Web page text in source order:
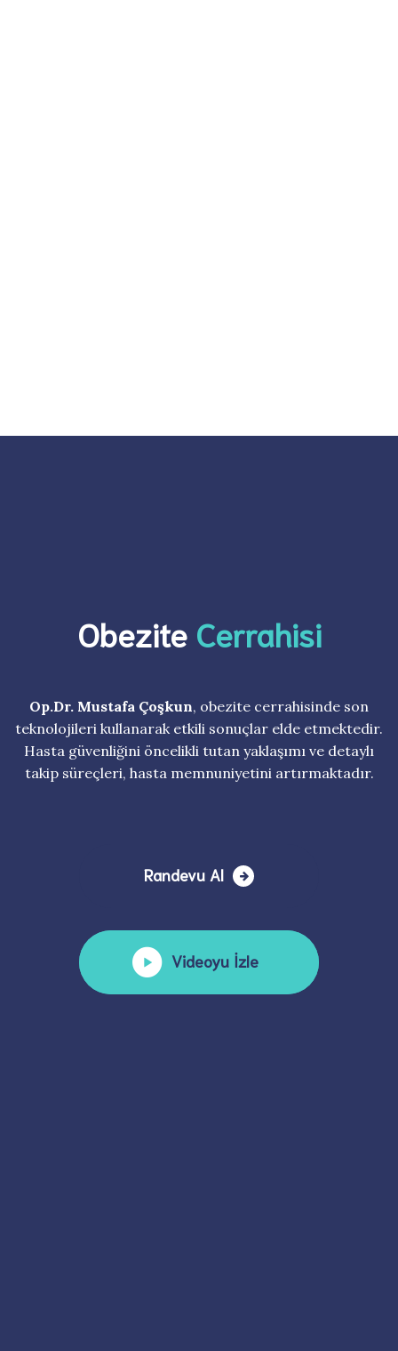
Obezite Cerrahisi
Op.Dr. Mustafa Çoşkun, obezite cerrahisinde son
teknolojileri kullanarak etkili sonuçlar elde etmektedir.
Hasta güvenliğini öncelikli tutan yaklaşımı ve detaylı
takip süreçleri, hasta memnuniyetini artırmaktadır.
Randevu Al
Videoyu İzle